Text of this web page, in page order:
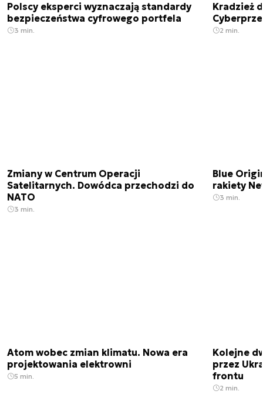
Polscy eksperci wyznaczają standardy
bezpieczeństwa cyfrowego portfela
3 min.
Kradzież
2 min.
Zmiany w Centrum Operacji
Satelitarnych. Dowódca przechodzi do
NATO
3 min.
Blue
rakiety
3 min.
Atom wobec zmian klimatu. Nowa era
projektowania elektrowni
5 min.
Kolejne
przez
frontu
2 min.